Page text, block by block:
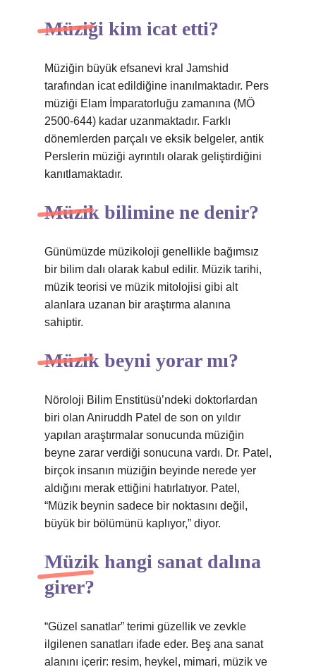
Müziği kim icat etti?
Müziğin büyük efsanevi kral Jamshid
tarafından icat edildiğine inanılmaktadır. Pers
müziği Elam İmparatorluğu zamanına (MÖ
2500-644) kadar uzanmaktadır. Farklı
dönemlerden parçalı ve eksik belgeler, antik
Perslerin müziği ayrıntılı olarak geliştirdiğini
kanıtlamaktadır.
Müzik bilimine ne denir?
Günümüzde müzikoloji genellikle bağımsız
bir bilim dalı olarak kabul edilir. Müzik tarihi,
müzik teorisi ve müzik mitolojisi gibi alt
alanlara uzanan bir araştırma alanına
sahiptir.
Müzik beyni yorar mı?
Nöroloji Bilim Enstitüsü’ndeki doktorlardan
biri olan Aniruddh Patel de son on yıldır
yapılan araştırmalar sonucunda müziğin
beyne zarar verdiği sonucuna vardı. Dr. Patel,
birçok insanın müziğin beyinde nerede yer
aldığını merak ettiğini hatırlatıyor. Patel,
“Müzik beynin sadece bir noktasını değil,
büyük bir bölümünü kaplıyor,” diyor.
Müzik hangi sanat dalına
girer?
“Güzel sanatlar” terimi güzellik ve zevkle
ilgilenen sanatları ifade eder. Beş ana sanat
alanını içerir: resim, heykel, mimari, müzik ve